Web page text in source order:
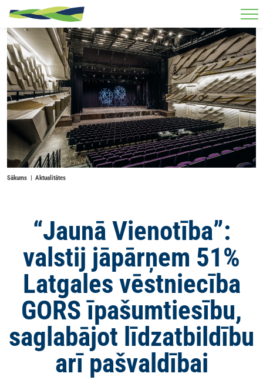
Skip to main content
Sākums Aktualitātes
“Jaunā Vienotība”:
valstij jāpārņem 51%
Latgales vēstniecība
GORS īpašumtiesību,
saglabājot līdzatbildību
arī pašvaldībai